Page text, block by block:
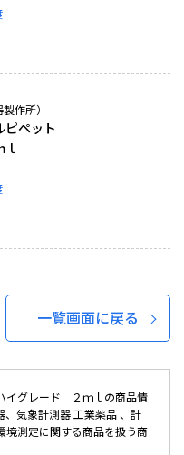
作所）
ペット
一覧画面に戻る
グレード ２ｍｌの商品情
気象計測器 工業薬品 、計
境測定に関する商品を扱う商